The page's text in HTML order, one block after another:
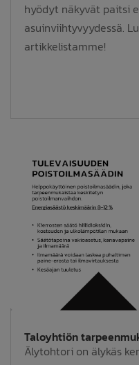
hyödyt näkyvät paitsi
asuinviihtyvyydessä.
artikkelistamme!
Taloyhtiön
Älytohtori on älykäs